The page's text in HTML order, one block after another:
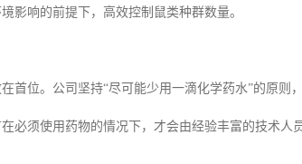
影响的前提下，高效控制鼠类种群数量。
首位。公司坚持“尽可能少用一滴化学药水”的原则
必须使用药物的情况下，才会由经验丰富的技术人